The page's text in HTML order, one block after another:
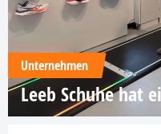
Unternehmen
Leeb Schuhe hat